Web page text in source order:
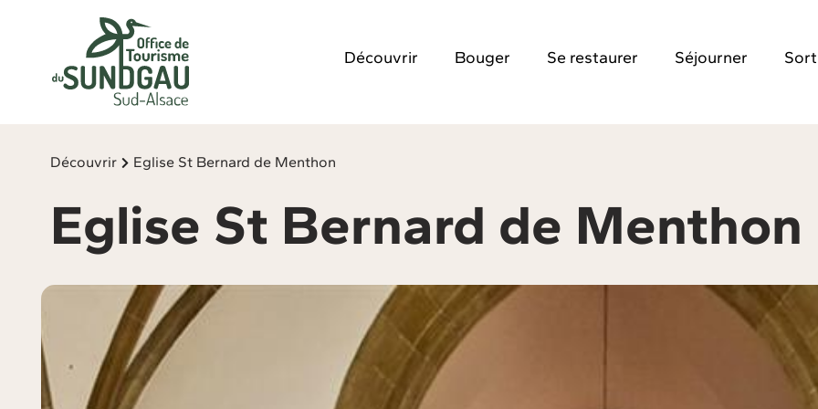
Découvrir Bouger Se restaurer Séjourner
Découvrir Eglise St Bernard de Menthon
Eglise St Bernard de Menthon